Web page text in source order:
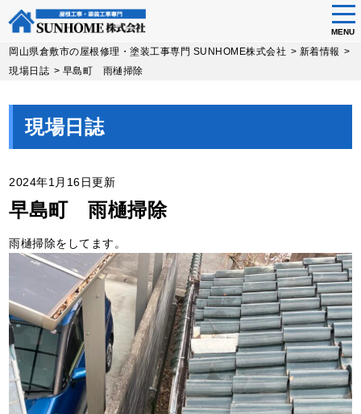
Skip
to
MENU
岡山県倉敷市の屋根修理・塗装工事専門 SUNHOME株式会社 > 新着情報 >
現場日誌 > 早島町 雨樋掃除
現場日誌
2024年1月16日更新
早島町 雨樋掃除
雨樋掃除をしてます。